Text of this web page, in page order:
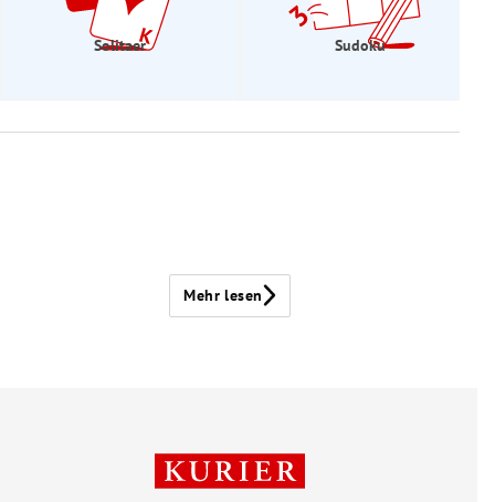
Solitaer Sudoku
Mehr lesen